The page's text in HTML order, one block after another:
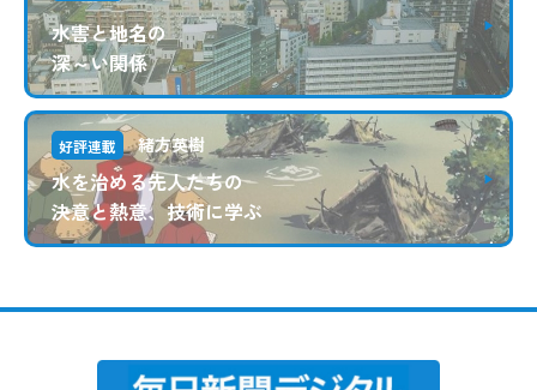
水害と地名の
深～い関係
好評連載 緒方英樹
水を治める先人たちの
決意と熱意、技術に学ぶ